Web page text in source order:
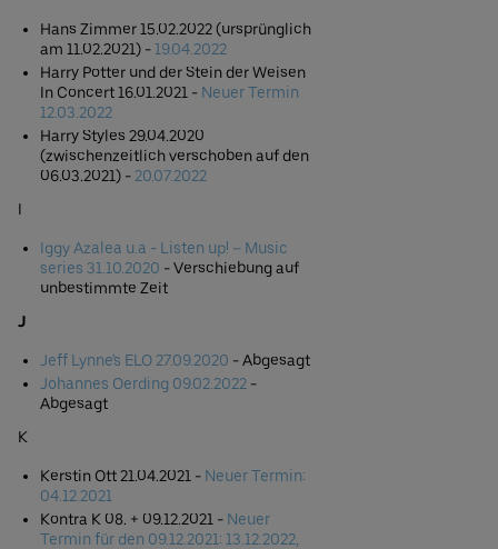
Hans Zimmer 15.02.2022 (ursprünglich
am 11.02.2021) - 19.04.2022
Harry Potter und der Stein der Weisen
In Concert 16.01.2021 - Neuer Termin
12.03.2022
Harry Styles 29.04.2020
(zwischenzeitlich verschoben auf den
06.03.2021) - 20.07.2022
I
Iggy Azalea u.a - Listen up! – Music
series 31.10.2020 - Verschiebung auf
unbestimmte Zeit
J
Jeff Lynne's ELO 27.09.2020 - Abgesagt
Johannes Oerding 09.02.2022 -
Abgesagt
K
Kerstin Ott 21.04.2021 - Neuer Termin:
04.12.2021
Kontra K 08. + 09.12.2021 - Neuer
Termin für den 09.12.2021: 13.12.2022,